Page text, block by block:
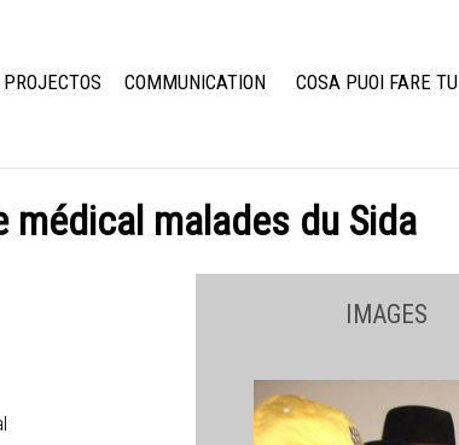
PROJECTOS COMMUNICATION COSA PUOI FARE TU
malades du Sida
IMAGES